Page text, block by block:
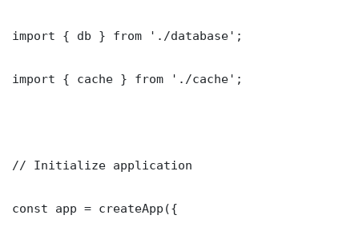
import { db } from './database';
import { cache } from './cache';
// Initialize application
const app = createApp({